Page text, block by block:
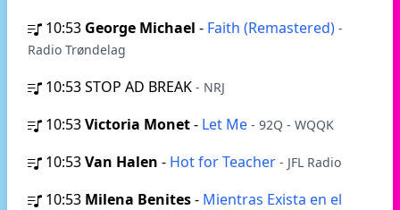
10:53 George Michael - Faith (Remastered) -
Radio Trøndelag
10:53STOP AD BREAK - NRJ
10:53Victoria Monet- Let Me - 92Q - WQQK
10:53Van Halen - Hot for Teacher - JFL Radio
10:53 Milena Benites- Mientras Exista en el